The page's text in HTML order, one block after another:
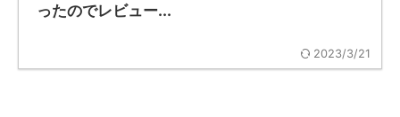
ったのでレビュー...
2023/3/21